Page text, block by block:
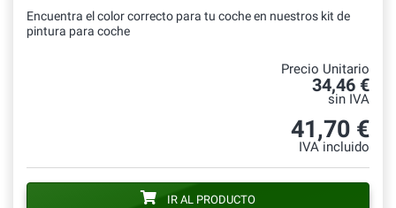
Encuentra el color correcto para tu coche en nuestros kit de
pintura para coche
Precio Unitario
34,46 €
sin IVA
41,70 €
IVA incluido
IR AL PRODUCTO